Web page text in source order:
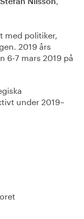
Stefan Nilsson
med politiker,
2019 års
6-7 mars 2019 på
under 2019–